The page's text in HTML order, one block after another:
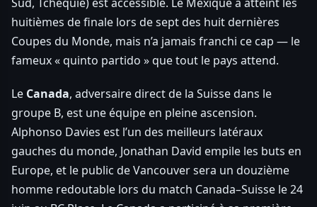
huitièmes de finale lors de sept des huit dernières
Coupes du Monde, mais n’a jamais franchi ce cap — le
fameux « quinto partido » que tout le pays attend.
Le Canada, adversaire direct de la Suisse dans le
groupe B, est une équipe en pleine ascension.
Alphonso Davies est l’un des meilleurs latéraux
gauches du monde, Jonathan David empile les buts en
Europe, et le public de Vancouver sera un douzième
homme redoutable lors du match Canada–Suisse le 24